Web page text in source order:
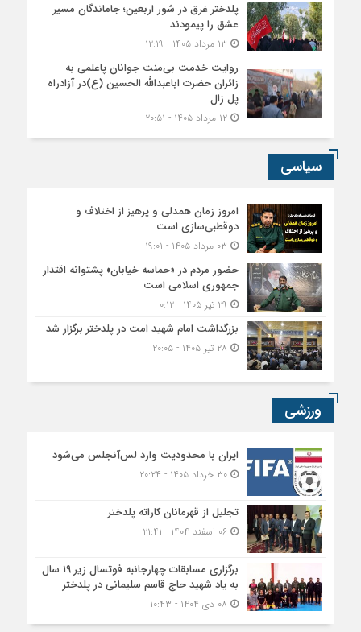
پلدختر غرق در شور اربعین؛ جاماندگان مسیر
عشق را پیمودند
روایت خدمت بی‌منت جوانان پاعلمی به
زائران حضرت اباعبدالله الحسین (ع)در آزادراه
پل زال
۱۲ مرداد ۱۴۰۵ - ۲۰:۵۱
سیاسی
امروز زمان همدلی و پرهیز از اختلاف و
دوقطبی‌سازی است
حضور مردم در «حماسه خیابان» پشتوانه اقتدار
جمهوری اسلامی است
بزرگداشت امام شهید امت در پلدختر برگزار شد
ورزشی
ایران با محدودیت وارد لس‌آنجلس می‌شود
۳۰ خرداد ۱۴۰۵ - ۲۰:۲۴
تجلیل از قهرمانان کاراته پلدختر
۰۶ اسفند ۱۴۰۴ - ۲۱:۴۱
برگزاری مسابقات چهارجانبه فوتسال زیر ۱۹ سال
به یاد شهید حاج قاسم سلیمانی در پلدختر